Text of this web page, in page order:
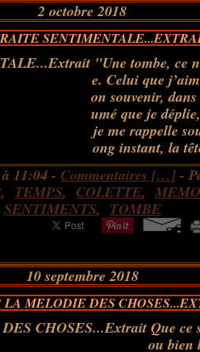
2 octobre 2018
"Une tombe, ce
e. Celui que
on souvenir,
umé que je
je me rappelle
ong instant, la
11:04 - Commentaires […]-
, TEMPS, COLETTE,
SENTIMENTS, TOMBE
10 septembre 2018
LA MELODIE DES
Que ce
ou bien